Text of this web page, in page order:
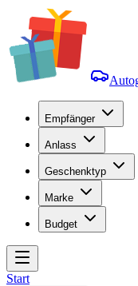
Empfänger
Anlass
Geschenktyp
Marke
Budget
Start